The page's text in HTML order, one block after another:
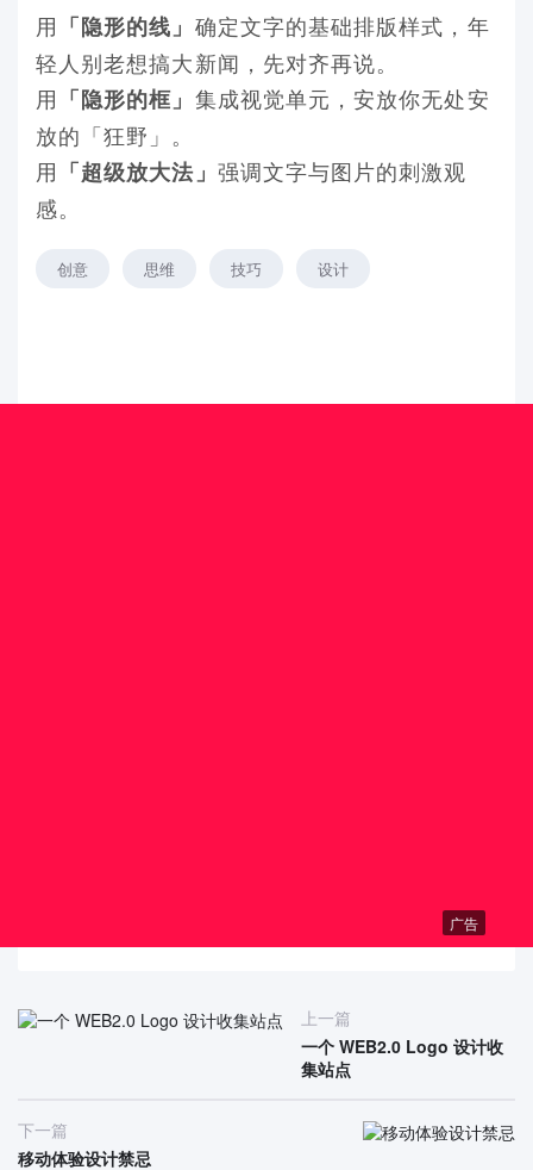
用 「隐形的线」 确定文字的基础排版样式，年
轻人别老想搞大新闻，先对齐再说。
用 「隐形的框」 集成视觉单元，安放你无处安
放的「狂野」。
用 「超级放大法」 强调文字与图片的刺激观
感。
创意 思维 技巧 设计
广告
上一篇
一个 WEB2.0 Logo 设计收
集站点
下一篇
移动体验设计禁忌